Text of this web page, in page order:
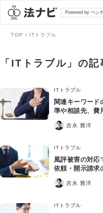
Powered by ベン
全て
法律相談
債務整理
弁護士を探す
おすすめ弁護士診断
AI Search Premium
掲載をご検討の弁護士
TOP ITトラブル
「ITトラブル」の記
ITトラブル
関連キーワード
準や相談先、費
吉永 雅洋
ITトラブル
風評被害の対応
依頼・開示請求
吉永 雅洋
ITトラブル